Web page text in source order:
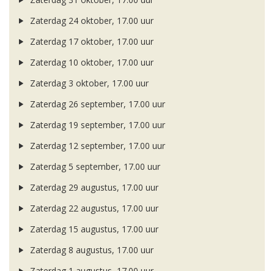
Zaterdag 24 oktober, 17.00 uur
Zaterdag 17 oktober, 17.00 uur
Zaterdag 10 oktober, 17.00 uur
Zaterdag 3 oktober, 17.00 uur
Zaterdag 26 september, 17.00 uur
Zaterdag 19 september, 17.00 uur
Zaterdag 12 september, 17.00 uur
Zaterdag 5 september, 17.00 uur
Zaterdag 29 augustus, 17.00 uur
Zaterdag 22 augustus, 17.00 uur
Zaterdag 15 augustus, 17.00 uur
Zaterdag 8 augustus, 17.00 uur